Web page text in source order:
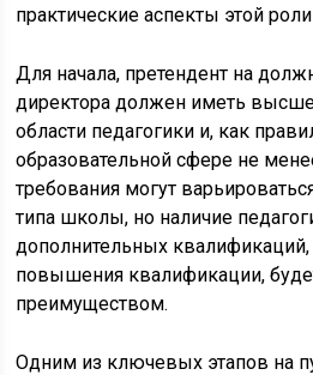
практические аспекты этой
Для начала, претендент на
директора должен иметь
области педагогики и, как
образовательной сфере не
требования могут
типа школы, но наличие
дополнительных
повышения квалификации,
преимуществом.
Одним из ключевых этапов на